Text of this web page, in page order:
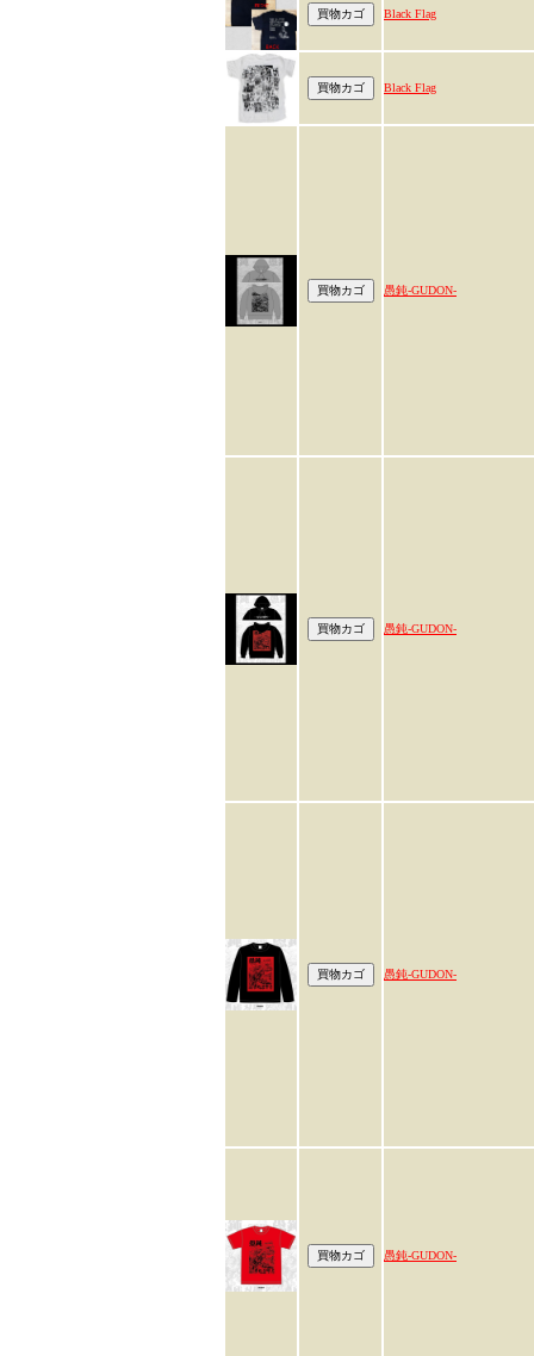
Black Flag
Black Flag
愚鈍-GUDON-
愚鈍-GUDON-
愚鈍-GUDON-
愚鈍-GUDON-